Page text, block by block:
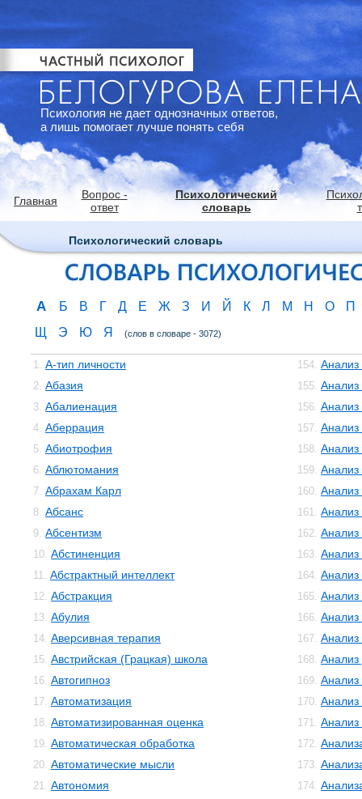
Психология не дает однозначных ответов,
а лишь помогает лучше понять себя
Главная
Вопрос -
ответ
Психологический
словарь
Психологический словарь
А Б В Г Д Е Ж З И Й К Л М Н О
П
Щ
Э Ю Я (слов в словаре - 3072)
1. А-тип личности
2. Абазия
3. Абалиенация
4. Аберрация
5. Абиотрофия
6. Аблютомания
7. Абрахам Карл
8. Абсанс
9. Абсентизм
10. Абстиненция
11. Абстрактный интеллект
12. Абстракция
13. Абулия
14. Аверсивная терапия
15. Австрийская (Грацкая) школа
16. Автогипноз
17. Автоматизация
18. Автоматизированная оценка
19. Автоматическая обработка
20. Автоматические мысли
21. Автономия
154. Анализ
155. Анализ
156. Анализ
157. Анализ
158. Анализ
159. Анализ
160. Анализ
161.
162. Анализ
163. Анализ
164.
165. Анализ
166.
167. Анализ
168. Анализ
169.
170. Анализ
171. Анализ
172.
173.
174.